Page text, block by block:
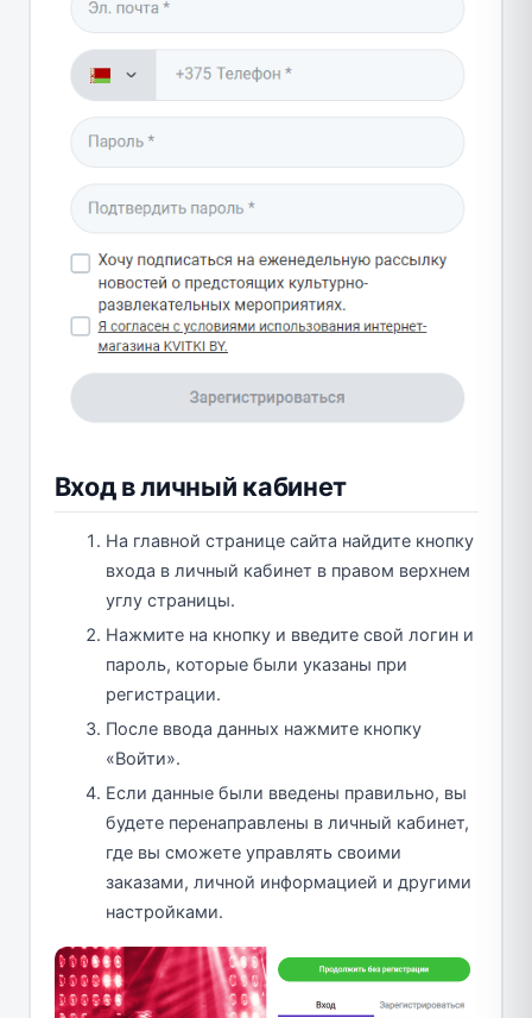
Вход в личный кабинет
На главной странице сайта найдите кнопку
входа в личный кабинет в правом верхнем
углу страницы.
Нажмите на кнопку и введите свой логин и
пароль, которые были указаны при
регистрации.
После ввода данных нажмите кнопку
«Войти».
Если данные были введены правильно, вы
будете перенаправлены в личный кабинет,
где вы сможете управлять своими
заказами, личной информацией и другими
настройками.